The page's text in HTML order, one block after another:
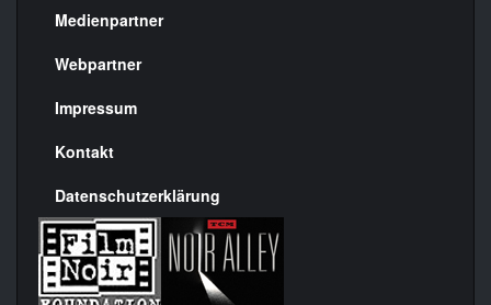
Menülinks
rechte
Seite
Medienpartner
Webpartner
Impressum
Kontakt
Datenschutzerklärung